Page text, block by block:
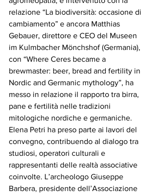
relazione “La biodiversità: occasione di
cambiamento” e ancora Matthias
Gebauer, direttore e CEO del Museen
im Kulmbacher Mönchshof (Germania),
con “Where Ceres became a
brewmaster: beer, bread and fertility in
Nordic and Germanic mythology”, ha
messo in relazione il rapporto tra birra,
pane e fertilità nelle tradizioni
mitologiche nordiche e germaniche.
Elena Petri ha preso parte ai lavori del
convegno, contribuendo al dialogo tra
studiosi, operatori culturali e
rappresentanti delle realtà associative
coinvolte. L’archeologo Giuseppe
Barbera, presidente dell’Associazione